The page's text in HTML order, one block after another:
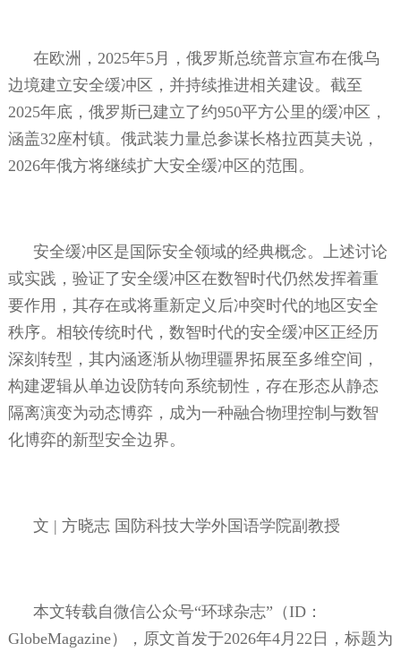
在欧洲， 2025年5月，俄罗斯总统普京宣布在俄乌
边境建立安全缓冲区，并持续推进相关建设。截至
2025年底，俄罗斯已建立了约950平方公里的缓冲区，
涵盖32座村镇。俄武装力量总参谋长格拉西莫夫说，
2026年俄方将继续扩大安全缓冲区的范围。
安全缓冲区是国际安全领域的经典概念。上述讨论
或实践，验证了安全缓冲区在数智时代仍然发挥着重
要作用，其存在或将重新定义后冲突时代的地区安全
秩序。相较传统时代，数智时代的安全缓冲区正经历
深刻转型，其内涵逐渐从物理疆界拓展至多维空间，
构建逻辑从单边设防转向系统韧性，存在形态从静态
隔离演变为动态博弈，成为一种融合物理控制与数智
化博弈的新型安全边界。
文 | 方晓志 国防科技大学外国语学院副教授
本文转载自微信公众号“环球杂志”（ID：
GlobeMagazine），原文首发于2026年4月 22 日，标题为